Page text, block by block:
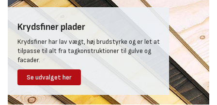
Krydsfiner plader
Krydsfiner har lav vægt, høj brudstyrke og er let at
tilpasse til alt fra tagkonstruktioner til gulve og
facader.
Se udvalget her